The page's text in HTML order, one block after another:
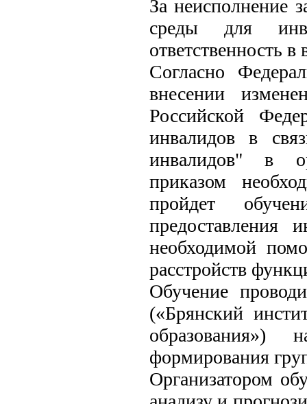
За неисполнение
среды для
ответственность
Согласно
внесении
Российской
инвалидов в
инвалидов" в
приказом
пройдет
необходимой
расстройств
Обучение
(«Брянский
формирования
Организатором